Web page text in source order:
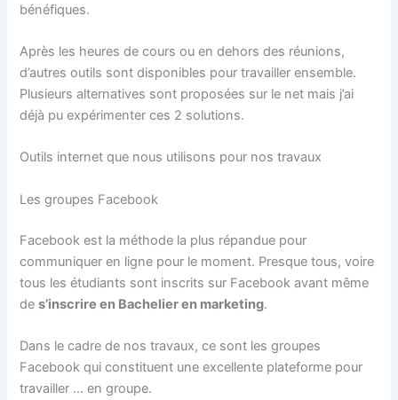
bénéfiques.
Après les heures de cours ou en dehors des réunions,
d’autres outils sont disponibles pour travailler ensemble.
Plusieurs alternatives sont proposées sur le net mais j’ai
déjà pu expérimenter ces 2 solutions.
Outils internet que nous utilisons pour nos travaux
Les groupes Facebook
Facebook est la méthode la plus répandue pour
communiquer en ligne pour le moment. Presque tous, voire
tous les étudiants sont inscrits sur Facebook avant même
des’inscrire en Bachelier en marketing.
Dans le cadre de nos travaux, ce sont les groupes
Facebook qui constituent une excellente plateforme pour
travailler … en groupe.